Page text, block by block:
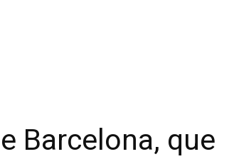
Barcelona, que